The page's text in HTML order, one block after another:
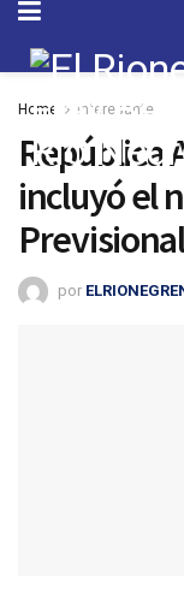
Home Interesante
República
incluyó el
por